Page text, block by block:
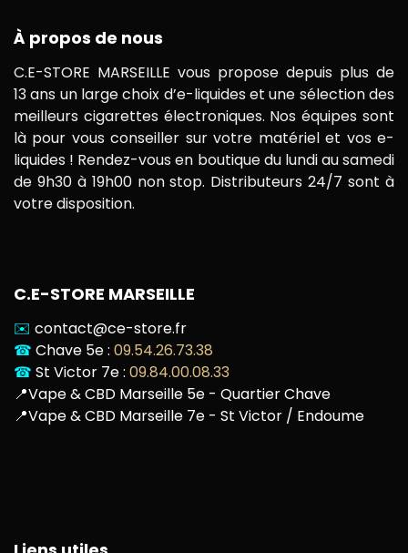
À propos de nous
C.E-STORE MARSEILLE vous propose depuis plus de
13 ans un large choix d’e-liquides et une sélection des
meilleurs cigarettes électroniques. Nos équipes sont
là pour vous conseiller sur votre matériel et vos e-
liquides ! Rendez-vous en boutique du lundi au samedi
de 9h30 à 19h00 non stop. Distributeurs 24/7 sont à
votre disposition.
C.E-STORE MARSEILLE
✉️ contact@ce-store.fr
☎ Chave 5e : 09.54.26.73.38
☎ St Victor 7e : 09.84.00.08.33
📍Vape & CBD Marseille 5e - Quartier Chave
📍Vape & CBD Marseille 7e - St Victor / Endoume